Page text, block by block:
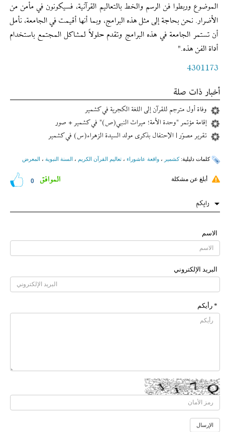
الموضوع وربطوا فن الرسم والخط بالتعاليم القرآنية، فسيكونون في مأمن من
الأضرار. نحن بحاجة إلى مثل هذه البرامج، وبما أنها أقيمت في الجامعة، نأمل
أن تستمر الجامعة في هذه البرامج وتقدم حلولاً لمشاكل المجتمع باستخدام
أداة الفن هذه."
4301173
أخبار ذات صلة
وفاة أول مترجم للقرآن إلی اللغة الکجریة في کشمیر
إقامة مؤتمر "وحدة الأمة؛ ميراث النبي(ص)" في كشمير + صور
تقرير مصوّر | الإحتفال بذكرى مولد السيدة الزهراء(س) في كشمير
کلمات دلیلیة:کشمیر ، واقعة عاشوراء ، تعاليم القرآن الكريم ، السنة النبویة ، المعرض
أبلغ عن مشكلة 0 الموافق
رایکم
الاسم
البرید الإلکتروني
* رأیکم